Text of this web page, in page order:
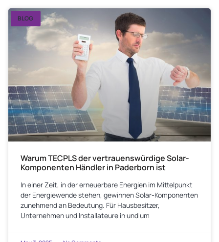
BLOG
Warum TECPLS der vertrauenswürdige Solar-
Komponenten Händler in Paderborn ist
In einer Zeit, in der erneuerbare Energien im Mittelpunkt
der Energiewende stehen, gewinnen Solar-Komponenten
zunehmend an Bedeutung. Für Hausbesitzer,
Unternehmen und Installateure in und um